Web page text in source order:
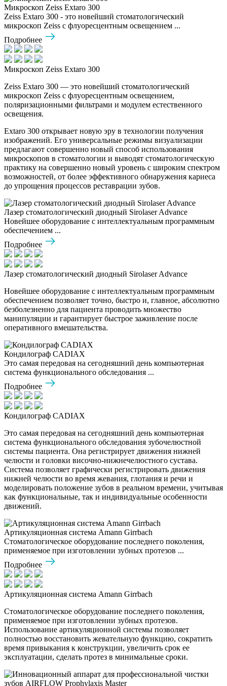
Микроскоп Zeiss Extaro 300
Zeiss Extaro 300 - это новейший стоматологический
микроскоп Zeiss с флуоресцентным освещением ...
Подробнее
Микроскоп Zeiss Extaro 300
Zeiss Extaro 300 — это новейший стоматологический
микроскоп Zeiss с флуоресцентным освещением,
поляризационными фильтрами и модулем естественного
освещения.
Extaro 300 открывает новую эру в технологии получения
изображений. Его универсальные режимы визуализации
предлагают совершенно новый способ использования
микроскопов в стоматологии и выводят стоматологическую
практику на совершенно новый уровень с широким спектром
возможностей, от более эффективного обнаружения кариеса
до упрощения процессов реставрации зубов.
Лазер стоматологический диодный Sirolaser Advance
Новейшее оборудование с интеллектуальным программным
обеспечением ...
Подробнее
Лазер стоматологический диодный Sirolaser Advance
Новейшее оборудование с интеллектуальным программным
обеспечением позволяет точно, быстро и, главное, абсолютно
безболезненно для пациента проводить множество
манипуляции и гарантирует быстрое заживление после
оперативного вмешательства.
Кондилограф CADIAX
Это самая передовая на сегодняшний день компьютерная
система функционального обследования ...
Подробнее
Кондилограф CADIAX
Это самая передовая на сегодняшний день компьютерная
система функционального обследования зубочелюстной
системы пациента. Она регистрирует движения нижней
челюсти и головки височно-нижнечелюстного сустава.
Система позволяет графически регистрировать движения
нижней челюсти во время жевания, глотания и речи и
моделировать положение зубов в реальном времени, учитывая
как функциональные, так и индивидуальные особенности
движений.
Артикуляционная система Amann Girrbach
Стоматологическое оборудование последнего поколения,
применяемое при изготовлении зубных протезов ...
Подробнее
Артикуляционная система Amann Girrbach
Стоматологическое оборудование последнего поколения,
применяемое при изготовлении зубных протезов.
Использование артикуляционной системы позволяет
полностью восстановить жевательную функцию, сократить
время привыкания к конструкции, увеличить срок ее
эксплуатации, сделать протез в минимальные сроки.